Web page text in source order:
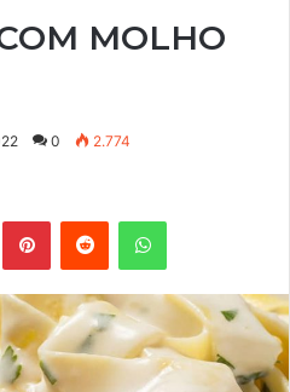
MOLHO
0 2.774
PinterestReddit WhatsApp